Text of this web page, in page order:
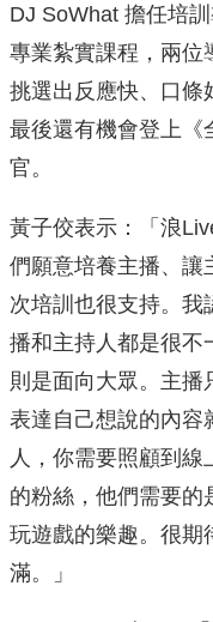
DJ SoWhat 擔任培
專業紮實課程，兩位
挑選出反應快、口條
最後還有機會登上《
官。
黃子佼表示：「浪
們願意培養主播、讓
次培訓也很支持。我
播和主持人都是很不
則是面向大眾。主播
表達自己想說的內容
人，你需要照顧到
的粉絲，他們需要的
玩遊戲的樂趣。很期
滿。」